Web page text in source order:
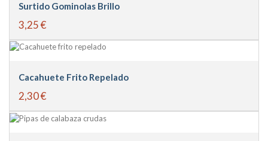
Surtido Gominolas Brillo
3,25 €
Cacahuete Frito Repelado
2,30 €